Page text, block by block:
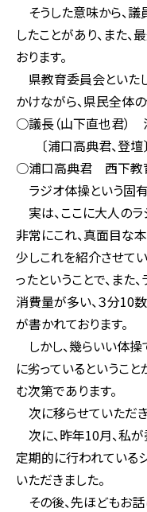
そうした意味から、議
したことがあり、また
おります。
県教育委員会といた
かけながら、県民全体
○議長（山下直也君）
〔浦口高典君、登壇〕
○浦口高典君 西下教育
ラジオ体操という固有
実は、ここに大人のラ
非常にこれ、真面目な
少しこれを紹介させて
ったということで、ま
消費量が多い、３分10
が書かれております。
しかし、幾らいい体
に劣っているというこ
む次第であります。
次に移らせていただき
次に、昨年10月、私
定期的に行われている
いただきました。
その後、先ほどもお